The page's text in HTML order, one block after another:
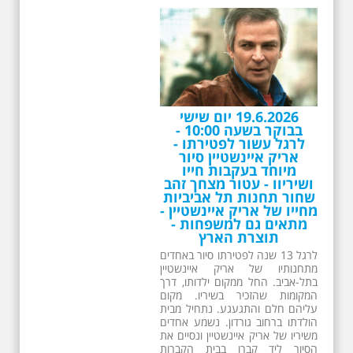
המקומות שהזכיר בשיריו. מקום
עליהם חלם והתגעגע. נתחיל מבית
הולדתו ברחוב גורדון. נשמע אחדים
משיריו של אריק איינשטיין ונסיים את
הסיור ליד קברו בבית הקברות
טרומפלדור. תוצרת הארץ
26.6.2026 - שישי בבוקר
ב 10:00 אריק איינשטיין
סיור מיוחד בעקבות חייו
ושיריו - עטור מצחך זהב
שחור תחנות תל אביביות
מחייו של אריק איינשטיין -
מתאים גם למשפחות -
תוצרת הארץ
13 שנים לפטירתו של זמר ענק. סיור
באחדים מתחנותיו של אריק איינשטיין